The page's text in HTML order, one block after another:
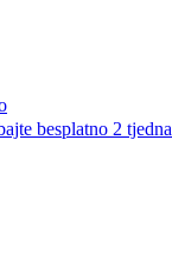
besplatno 2 tjedna